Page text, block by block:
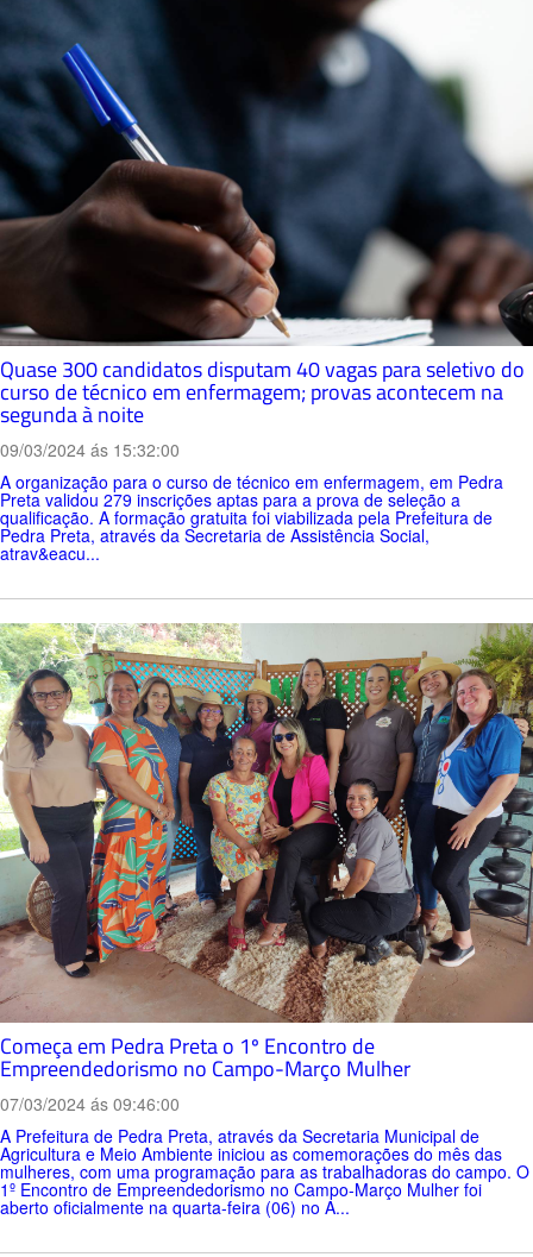
Quase 300 candidatos disputam 40 vagas para seletivo do
curso de técnico em enfermagem; provas acontecem na
segunda à noite
09/03/2024 ás 15:32:00
A organização para o curso de técnico em enfermagem, em Pedra
Preta validou 279 inscrições aptas para a prova de seleção a
qualificação. A formação gratuita foi viabilizada pela Prefeitura de
Pedra Preta, através da Secretaria de Assistência Social,
atrav&eacu...
Começa em Pedra Preta o 1º Encontro de
Empreendedorismo no Campo-Março Mulher
07/03/2024 ás 09:46:00
A Prefeitura de Pedra Preta, através da Secretaria Municipal de
Agricultura e Meio Ambiente iniciou as comemorações do mês das
mulheres, com uma programação para as trabalhadoras do campo. O
1º Encontro de Empreendedorismo no Campo-Março Mulher foi
aberto oficialmente na quarta-feira (06) no A...